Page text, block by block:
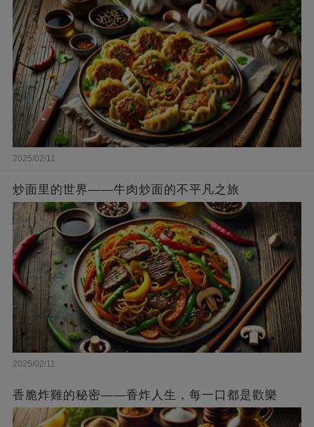
2025/02/11
炒面里的世界——牛肉炒面的不平凡之旅
2025/02/11
香脆炸雞的秘密——香炸人生，每一口都是歡樂